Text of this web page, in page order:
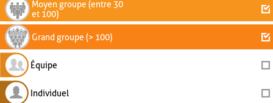
Moyen groupe (entre 30
et 100)
Grand groupe (> 100)
Équipe
Individuel